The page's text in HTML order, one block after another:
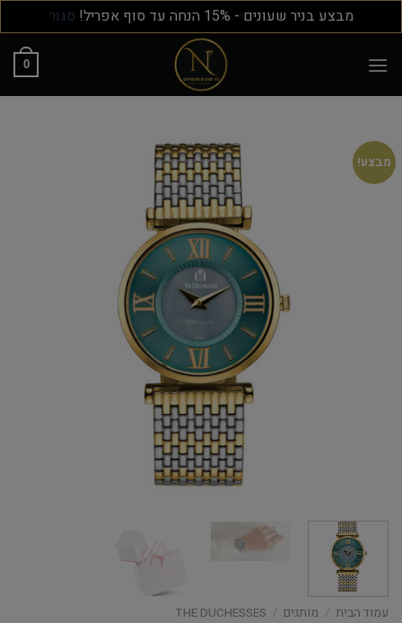
מבצע בניר שעונים - 15% הנחה עד סוף אפריל! סגור
0
מבצע!
עמוד הבית / מותגים /
THE DUCHESSES